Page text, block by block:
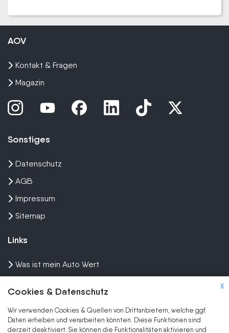
X
Cookies & Datenschutz
Wir verwenden Cookies & Quellen von Drittanbietern, welche ggf.
Daten erheben und verarbeiten könnten. Diese Funktionen sind
derzeit deaktiviert. Sie können die Funktionalitäten aktivieren und
AOV
Kontakt & Fragen
Magazin
Sonstiges
Datenschutz
AGB
Impressum
Sitemap
Links
Was ist mein Auto Wert
Wir kaufen dein Auto